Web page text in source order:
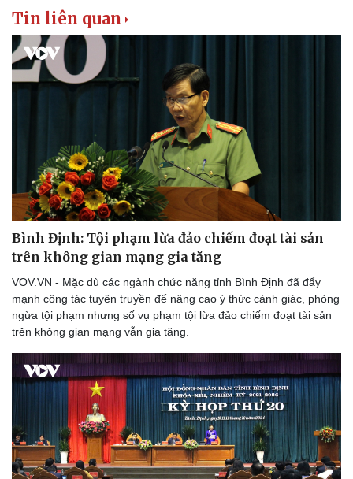
Tin liên quan
Bình Định: Tội phạm lừa đảo chiếm đoạt tài sản
trên không gian mạng gia tăng
VOV.VN - Mặc dù các ngành chức năng tỉnh Bình Định đã đẩy
mạnh công tác tuyên truyền để nâng cao ý thức cảnh giác, phòng
ngừa tội phạm nhưng số vụ phạm tội lừa đảo chiếm đoạt tài sản
trên không gian mạng vẫn gia tăng.